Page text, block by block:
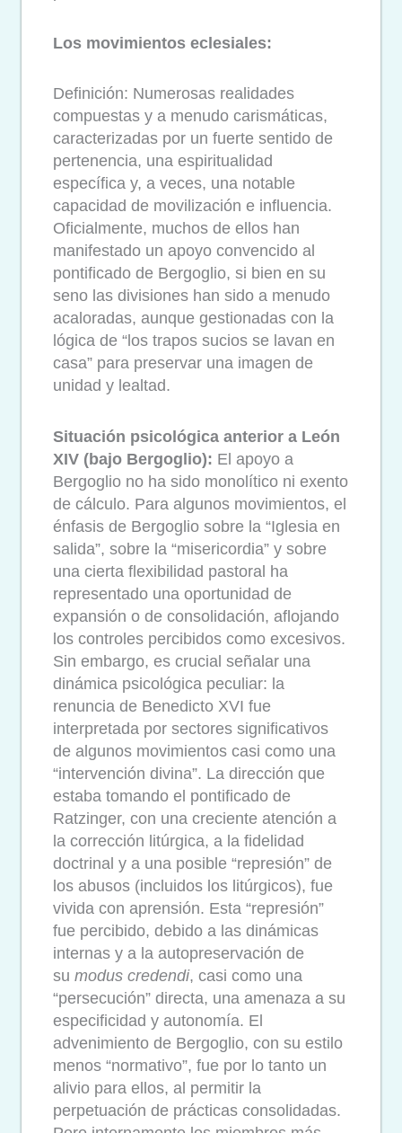
Los movimientos eclesiales:
Definición: Numerosas realidades
compuestas y a menudo carismáticas,
caracterizadas por un fuerte sentido de
pertenencia, una espiritualidad
específica y, a veces, una notable
capacidad de movilización e influencia.
Oficialmente, muchos de ellos han
manifestado un apoyo convencido al
pontificado de Bergoglio, si bien en su
seno las divisiones han sido a menudo
acaloradas, aunque gestionadas con la
lógica de “los trapos sucios se lavan en
casa” para preservar una imagen de
unidad y lealtad.
Situación psicológica anterior a León
XIV (bajo Bergoglio): El apoyo a
Bergoglio no ha sido monolítico ni exento
de cálculo. Para algunos movimientos, el
énfasis de Bergoglio sobre la “Iglesia en
salida”, sobre la “misericordia” y sobre
una cierta flexibilidad pastoral ha
representado una oportunidad de
expansión o de consolidación, aflojando
los controles percibidos como excesivos.
Sin embargo, es crucial señalar una
dinámica psicológica peculiar: la
renuncia de Benedicto XVI fue
interpretada por sectores significativos
de algunos movimientos casi como una
“intervención divina”. La dirección que
estaba tomando el pontificado de
Ratzinger, con una creciente atención a
la corrección litúrgica, a la fidelidad
doctrinal y a una posible “represión” de
los abusos (incluidos los litúrgicos), fue
vivida con aprensión. Esta “represión”
fue percibido, debido a las dinámicas
internas y a la autopreservación de
su modus credendi, casi como una
“persecución” directa, una amenaza a su
especificidad y autonomía. El
advenimiento de Bergoglio, con su estilo
menos “normativo”, fue por lo tanto un
alivio para ellos, al permitir la
perpetuación de prácticas consolidadas.